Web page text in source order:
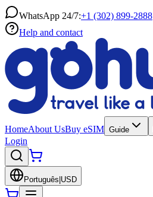
WhatsApp 24/7:+1 (302) 899-2888
Help and contact
HomeAbout UsBuy eSIM Guide
Login
Português USD